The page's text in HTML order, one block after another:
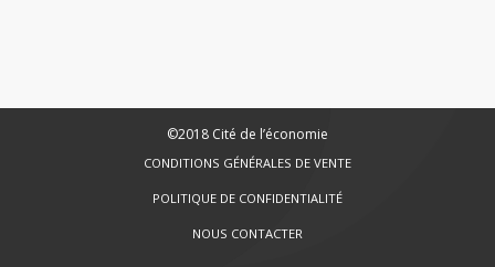
©2018 Cité de l’économie
CONDITIONS GÉNÉRALES DE VENTE
POLITIQUE DE CONFIDENTIALITÉ
NOUS CONTACTER